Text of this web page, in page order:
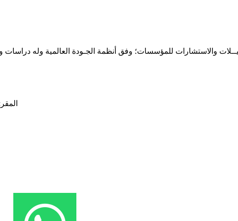
والاستشارات للمؤسسات؛ وفق أنظمة الجـودة العالمية وله